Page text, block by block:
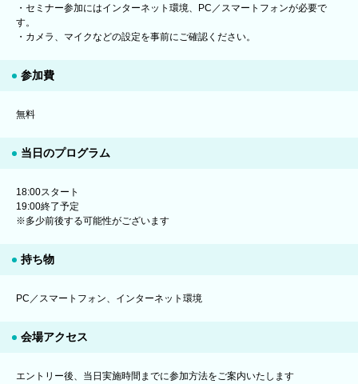
・セミナー参加にはインターネット環境、PC／スマートフォンが必要で
す。
・カメラ、マイクなどの設定を事前にご確認ください。
参加費
無料
当日のプログラム
18:00スタート
19:00終了予定
※多少前後する可能性がございます
持ち物
PC／スマートフォン、インターネット環境
会場アクセス
エントリー後、当日実施時間までに参加方法をご案内いたします